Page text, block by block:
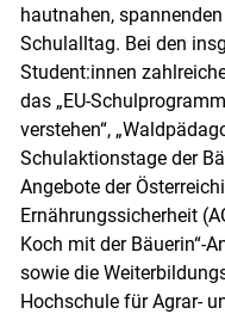
hautnahen,
Schulalltag. Bei den
Student:innen
das „EU-
verstehen“,
Schulaktionstage der
Angebote der
Ernährungssicherheit
Koch mit der Bäuerin“-
sowie die
Hochschule für Agrar-